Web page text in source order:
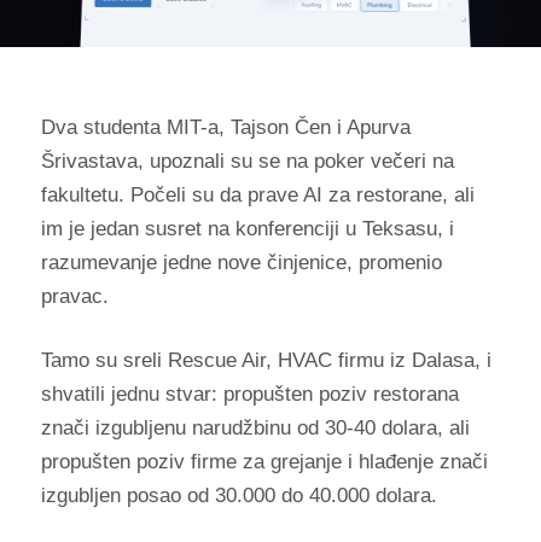
Dva studenta MIT-a, Tajson Čen i Apurva
Šrivastava, upoznali su se na poker večeri na
fakultetu. Počeli su da prave AI za restorane, ali
im je jedan susret na konferenciji u Teksasu, i
razumevanje jedne nove činjenice, promenio
pravac.
Tamo su sreli Rescue Air, HVAC firmu iz Dalasa, i
shvatili jednu stvar: propušten poziv restorana
znači izgubljenu narudžbinu od 30-40 dolara, ali
propušten poziv firme za grejanje i hlađenje znači
izgubljen posao od 30.000 do 40.000 dolara.